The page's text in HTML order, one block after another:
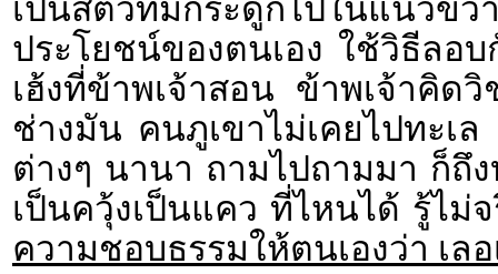
เป็นสัตว์ที่มีกระดูกไปในแนวข
ประโยชน์ของตนเอง ใช้วิธีลอ
เฮ้งที่ข้าพเจ้าสอน ข้าพเจ้าคิ
ช่างมัน คนภูเขาไม่เคยไปทะเ
ต่างๆ นานา ถามไปถามมา ก็ถึ
เป็นควุ้งเป็นแคว ที่ไหนได้ รู้ไม่
ความชอบธรรมให้ตนเองว่า เ